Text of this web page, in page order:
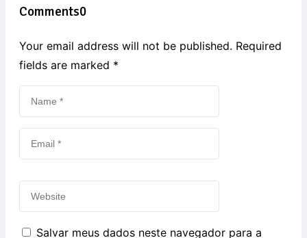
Comments0
Your email address will not be published. Required
fields are marked *
Salvar meus dados neste navegador para a